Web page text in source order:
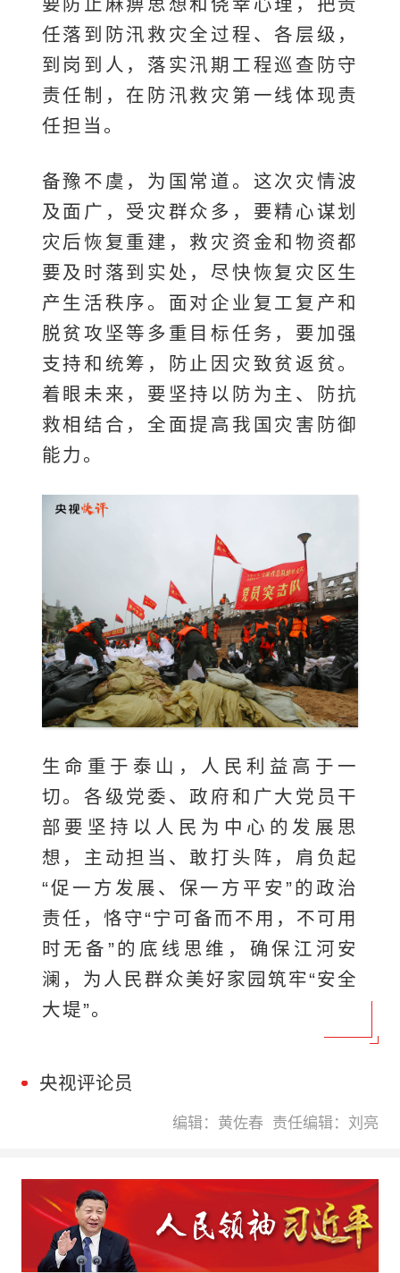
要防止麻痹思想和侥幸心理，把责
任落到防汛救灾全过程、各层级，
到岗到人，落实汛期工程巡查防守
责任制，在防汛救灾第一线体现责
任担当。
备豫不虞，为国常道。这次灾情波
及面广，受灾群众多，要精心谋划
灾后恢复重建，救灾资金和物资都
要及时落到实处，尽快恢复灾区生
产生活秩序。面对企业复工复产和
脱贫攻坚等多重目标任务，要加强
支持和统筹，防止因灾致贫返贫。
着眼未来，要坚持以防为主、防抗
救相结合，全面提高我国灾害防御
能力。
生命重于泰山，人民利益高于一
切。各级党委、政府和广大党员干
部要坚持以人民为中心的发展思
想，主动担当、敢打头阵，肩负起
“促一方发展、保一方平安”的政治
责任，恪守“宁可备而不用，不可用
时无备”的底线思维，确保江河安
澜，为人民群众美好家园筑牢“安全
大堤”。
央视评论员
编辑：黄佐春 责任编辑：刘亮